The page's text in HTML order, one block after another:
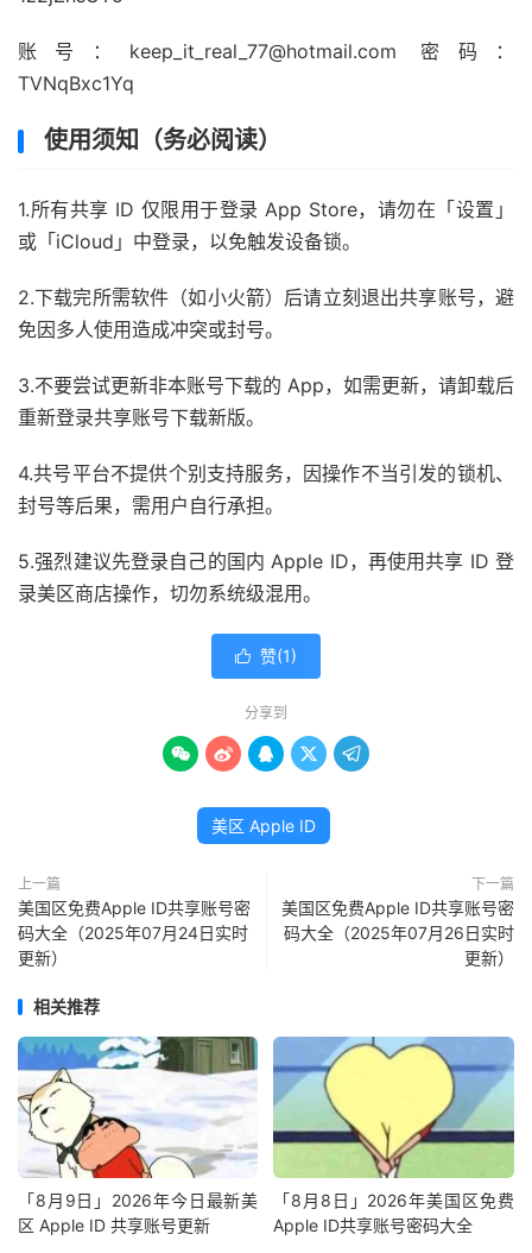
账号： keep_it_real_77@hotmail.com 密码：
TVNqBxc1Yq
使用须知（务必阅读）
1.所有共享 ID 仅限用于登录 App Store，请勿在「设置」
或「iCloud」中登录，以免触发设备锁。
2.下载完所需软件（如小火箭）后请立刻退出共享账号，避
免因多人使用造成冲突或封号。
3.不要尝试更新非本账号下载的 App，如需更新，请卸载后
重新登录共享账号下载新版。
4.共号平台不提供个别支持服务，因操作不当引发的锁机、
封号等后果，需用户自行承担。
5.强烈建议先登录自己的国内 Apple ID，再使用共享 ID 登
录美区商店操作，切勿系统级混用。
 赞(1)
分享到
    
美区 Apple ID
上一篇
美国区免费Apple ID共享账号密
码大全（2025年07月24日实时
更新）
下一篇
美国区免费Apple ID共享账号密
码大全（2025年07月26日实时
更新）
相关推荐
「8月9日」2026年今日最新美
区 Apple ID 共享账号更新
「8月8日」2026年美国区免费
Apple ID共享账号密码大全